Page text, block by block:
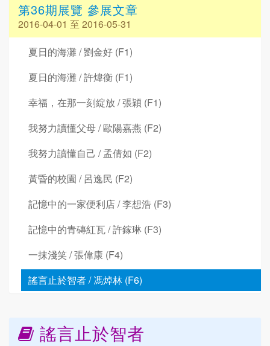
第36期展覽 參展文章
2016-04-01 至 2016-05-31
夏日的海灘 / 劉金好 (F1)
夏日的海灘 / 許煒衡 (F1)
幸福，在那一刻綻放 / 張穎 (F1)
我努力讀懂父母 / 歐陽嘉燕 (F2)
我努力讀懂自己 / 孟倩如 (F2)
黃昏的校園 / 呂逸民 (F2)
記憶中的一家便利店 / 李想浩 (F3)
記憶中的青磚紅瓦 / 許鎵琳 (F3)
一抹淺笑 / 張偉康 (F4)
謠言止於智者 / 馮焯林 (F6)
謠言止於智者